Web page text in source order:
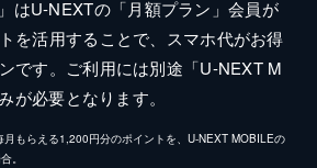
はU-NEXTの「月額プラン」会員が
を活用することで、スマホ代がお得
です。ご利用には別途「U-NEXT M
が必要となります。
もらえる1,200円分のポイントを、U-NEXT MOBILEの
。